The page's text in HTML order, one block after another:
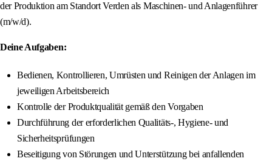
der Produktion am Standort Verden als Maschinen- und Anlagenführer
(m/w/d).
Deine Aufgaben:
Bedienen, Kontrollieren, Umrüsten und Reinigen der Anlagen im
jeweiligen Arbeitsbereich
Kontrolle der Produktqualität gemäß den Vorgaben
Durchführung der erforderlichen Qualitäts-, Hygiene- und
Sicherheitsprüfungen
Beseitigung von Störungen und Unterstützung bei anfallenden